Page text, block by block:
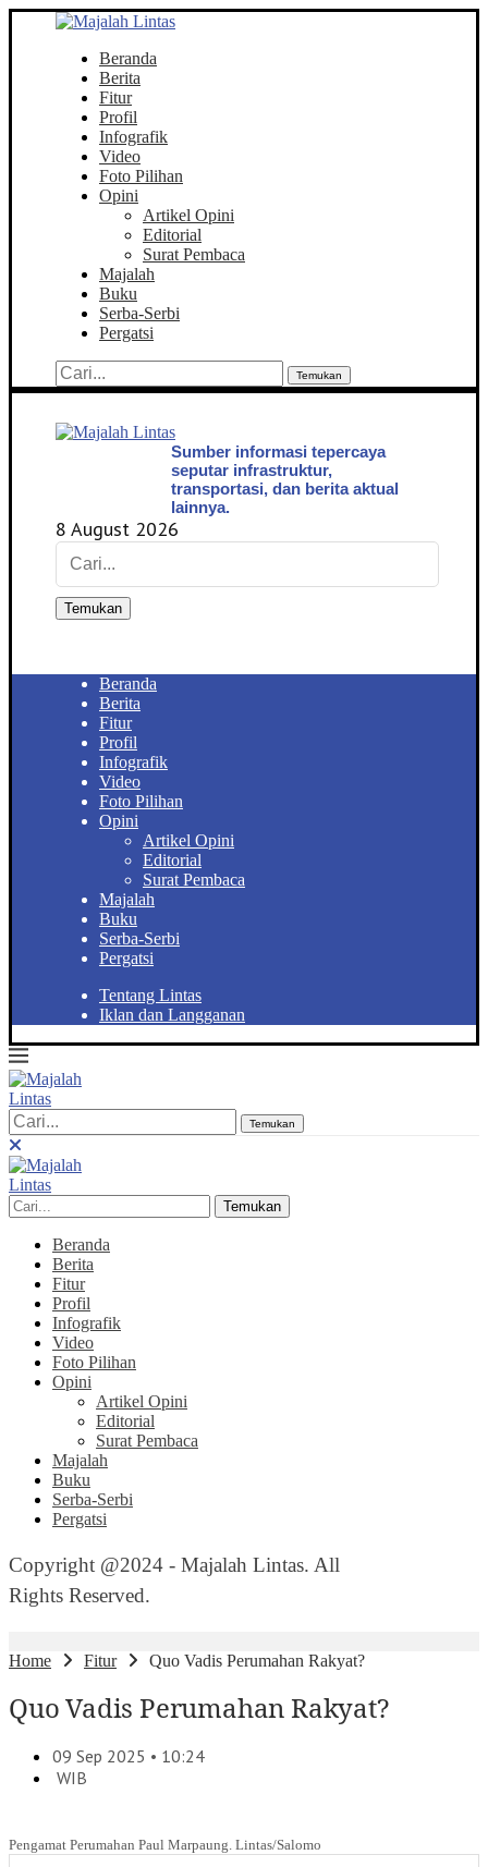
Beranda
Berita
Fitur
Profil
Infografik
Video
Foto Pilihan
Opini
Artikel Opini
Editorial
Surat Pembaca
Majalah
Buku
Serba-Serbi
Pergatsi
Temukan
Sumber informasi tepercaya
seputar infrastruktur,
transportasi, dan berita aktual
lainnya.
8 August 2026
Temukan
Beranda
Berita
Fitur
Profil
Infografik
Video
Foto Pilihan
Opini
Artikel Opini
Editorial
Surat Pembaca
Majalah
Buku
Serba-Serbi
Pergatsi
Tentang Lintas
Iklan dan Langganan
Temukan
Temukan
Beranda
Berita
Fitur
Profil
Infografik
Video
Foto Pilihan
Opini
Artikel Opini
Editorial
Surat Pembaca
Majalah
Buku
Serba-Serbi
Pergatsi
Copyright @2024 - Majalah Lintas. All
Rights Reserved.
Home Fitur Quo Vadis Perumahan Rakyat?
Quo Vadis Perumahan Rakyat?
09 Sep 2025 • 10:24
WIB
Pengamat Perumahan Paul Marpaung. Lintas/Salomo